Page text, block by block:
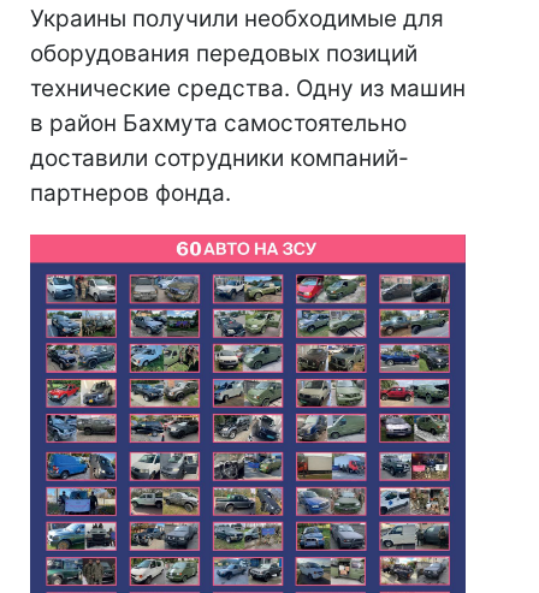
Украины получили необходимые для
оборудования передовых позиций
технические средства. Одну из машин
в район Бахмута самостоятельно
доставили сотрудники компаний-
партнеров фонда.